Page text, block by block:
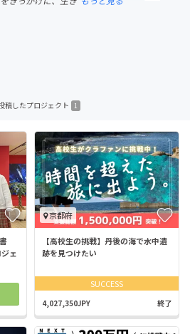
稿したプロジェクト 1
ェ
京都府
【高校生の挑戦】丹後の海で水中遺
跡を見つけたい
SUCCESS
4,027,350JPY 終了